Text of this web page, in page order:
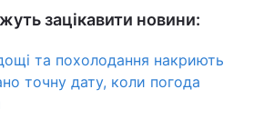
зацікавити новини:
та похолодання накриють
точну дату, коли погода